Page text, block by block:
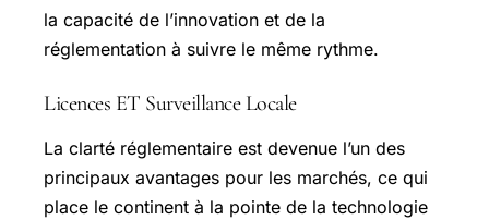
la capacité de l’innovation et de la
réglementation à suivre le même rythme.
Licences ET Surveillance Locale
La clarté réglementaire est devenue l’un des
principaux avantages pour les marchés, ce qui
place le continent à la pointe de la technologie